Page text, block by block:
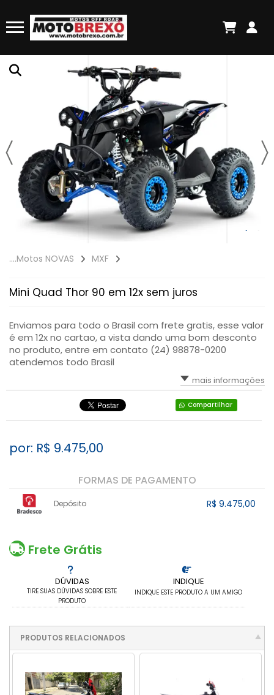
....Motos NOVAS MXF
Mini Quad Thor 90 em 12x sem juros
Enviamos para todo o Brasil com frete gratis, esse valor
é em 12x no cartao, a vista dando uma bom desconto
no produto, entre em contato (24) 98878-0200
atendemos todo Brasil
mais informações
Compartilhar
DÚVIDAS
TIRE SUAS DÚVIDAS SOBRE ESTE
PRODUTO
INDIQUE
INDIQUE ESTE PRODUTO A UM AMIGO
por: R$ 9.475,00
FORMAS DE PAGAMENTO
Depósito R$ 9.475,00
..
Frete Grátis
PRODUTOS RELACIONADOS